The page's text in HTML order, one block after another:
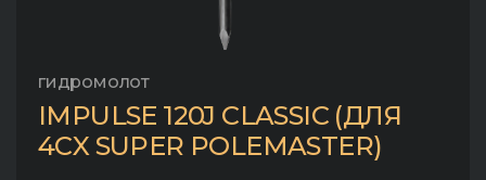
гидромолот
IMPULSE 120J CLASSIC (ДЛЯ
4CX SUPER POLEMASTER)